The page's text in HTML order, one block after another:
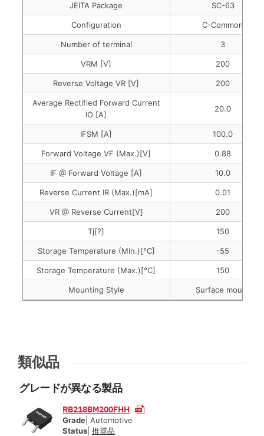
JEITA Package SC-63
Configuration C-Common
Number of terminal 3
VRM [V] 200
Reverse Voltage VR [V] 200
Average Rectified Forward Current
IO [A]
20.0
IFSM [A] 100.0
Forward Voltage VF (Max.)[V] 0.88
IF @ Forward Voltage [A] 10.0
Reverse Current IR (Max.)[mA] 0.01
VR @ Reverse Current[V] 200
Tj[?] 150
Storage Temperature (Min.)[°C] -55
Storage Temperature (Max.)[°C] 150
Mounting Style Surface mount
類似品
グレードが異なる製品
RB218BM200FHH
Grade | Automotive
Status 推奨品